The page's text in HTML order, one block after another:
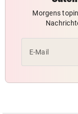
Morgens
E-Mail